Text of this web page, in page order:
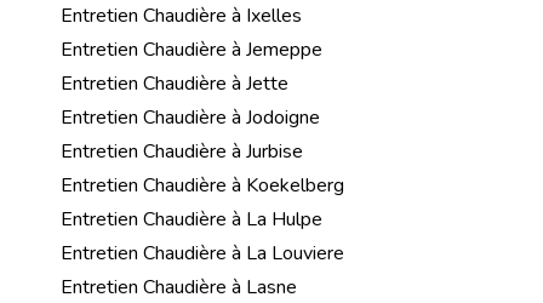
Entretien Chaudière à Ixelles
Entretien Chaudière à Jemeppe
Entretien Chaudière à Jette
Entretien Chaudière à Jodoigne
Entretien Chaudière à Jurbise
Entretien Chaudière à Koekelberg
Entretien Chaudière à La Hulpe
Entretien Chaudière à La Louviere
Entretien Chaudière à Lasne